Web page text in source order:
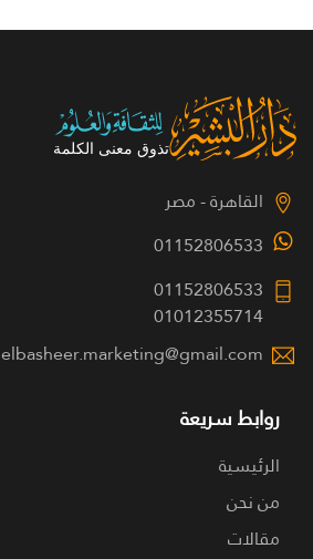
القاهرة - مصر
01152806533
01152806533
01012355714
elbasheer.marketing@gmail.com
روابط سريعة
الرئيسية
من نحن
مقالات